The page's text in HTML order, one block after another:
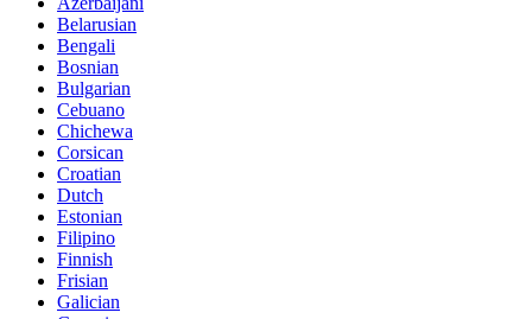
Belarusian
Bengali
Bosnian
Bulgarian
Cebuano
Chichewa
Corsican
Croatian
Dutch
Estonian
Filipino
Finnish
Frisian
Galician